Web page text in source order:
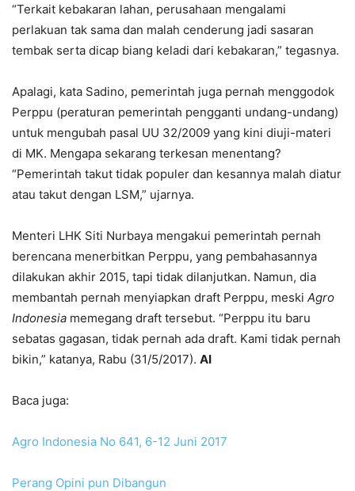
“Terkait kebakaran lahan, perusahaan mengalami
perlakuan tak sama dan malah cenderung jadi sasaran
tembak serta dicap biang keladi dari kebakaran,” tegasnya.
Apalagi, kata Sadino, pemerintah juga pernah menggodok
Perppu (peraturan pemerintah pengganti undang-undang)
untuk mengubah pasal UU 32/2009 yang kini diuji-materi
di MK. Mengapa sekarang terkesan menentang?
“Pemerintah takut tidak populer dan kesannya malah diatur
atau takut dengan LSM,” ujarnya.
Menteri LHK Siti Nurbaya mengakui pemerintah pernah
berencana menerbitkan Perppu, yang pembahasannya
dilakukan akhir 2015, tapi tidak dilanjutkan. Namun, dia
membantah pernah menyiapkan draft Perppu, meski Agro
Indonesia memegang draft tersebut. “Perppu itu baru
sebatas gagasan, tidak pernah ada draft. Kami tidak pernah
bikin,” katanya, Rabu (31/5/2017). AI
Baca juga:
Agro Indonesia No 641, 6-12 Juni 2017
Perang Opini pun Dibangun